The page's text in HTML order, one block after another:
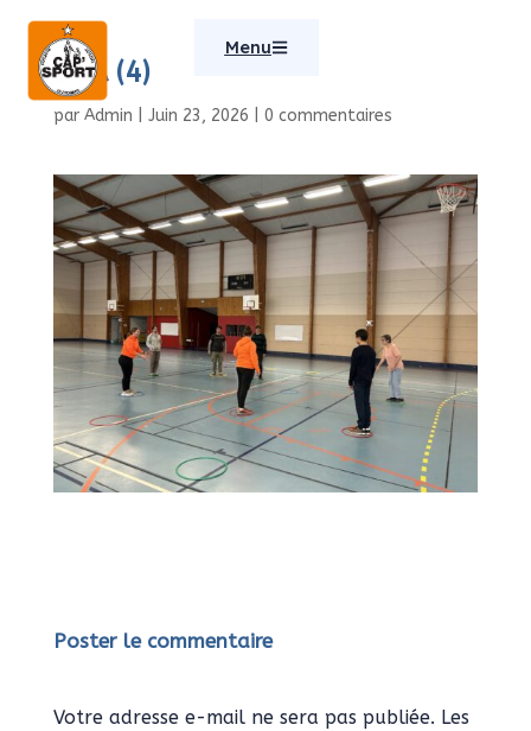
Menu
SAA (4)
par Admin Juin 23, 2026 0 commentaires
Poster le commentaire
Votre adresse e-mail ne sera pas publiée. Les